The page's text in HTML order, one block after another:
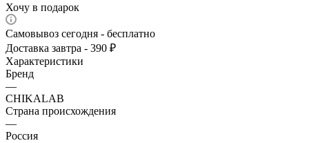
Хочу в подарок
Самовывоз сегодня - бесплатно
Доставка завтра - 390 ₽
Характеристики
Бренд
—
CHIKALAB
Страна происхождения
—
Россия